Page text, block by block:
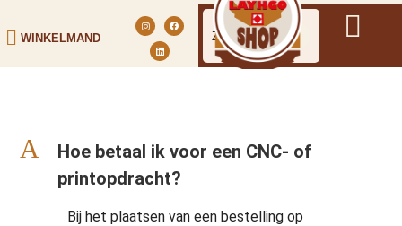
WINKELMAND
A
Hoe betaal ik voor een CNC- of
printopdracht?
Bij het plaatsen van een bestelling op